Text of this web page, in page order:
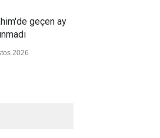
geçen ay
2026